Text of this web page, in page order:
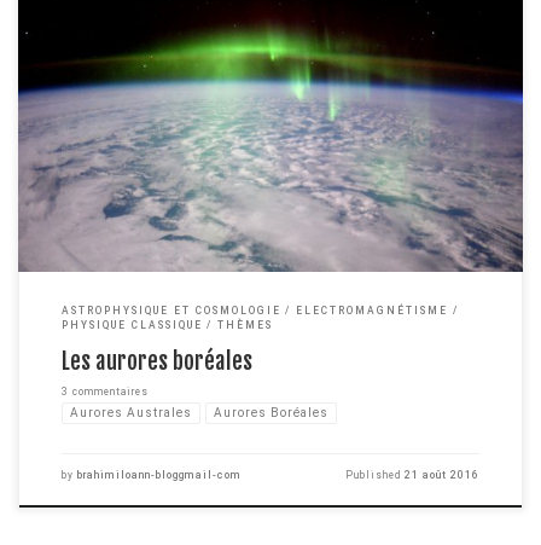
Les aurores boréales et australes sont des manifestations lumineuses qui
se produisent dans la haute atmosphère. Leur forme et leur intensité varient
rapidement et on les observe généralement aux pôles. C'est un phénomène
très courant et on trouve tout un tas de photos d'aurores boréales et
australes sur internet. Mais […]
ASTROPHYSIQUE ET COSMOLOGIE
ELECTROMAGNÉTISME
PHYSIQUE CLASSIQUE
THÈMES
Les aurores boréales
3 commentaires
Aurores Australes Aurores Boréales
by brahimiloann-bloggmail-com Published21 août 2016